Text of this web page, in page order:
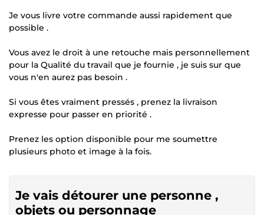
Je vous livre votre commande aussi rapidement que
possible .
Vous avez le droit à une retouche mais personnellement
pour la Qualité du travail que je fournie , je suis sur que
vous n'en aurez pas besoin .
Si vous êtes vraiment pressés , prenez la livraison
expresse pour passer en priorité .
Prenez les option disponible pour me soumettre
plusieurs photo et image à la fois.
Je vais détourer une personne ,
objets ou personnage